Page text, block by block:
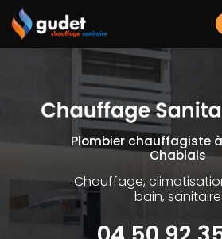
Aller
au
contenu
principal
Plombier chauffagiste
Chablais
Chauffage,
bain, sanitaire